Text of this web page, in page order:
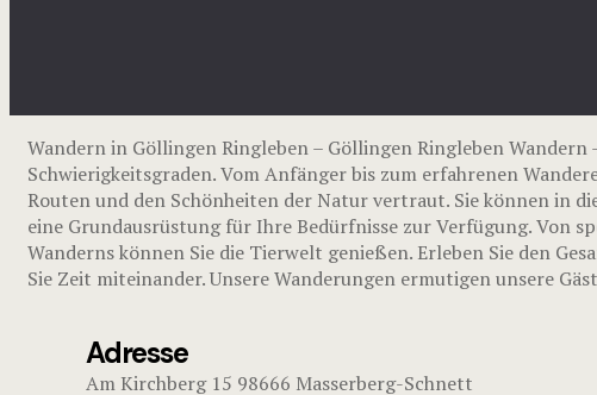
Wandern in Göllingen Ringleben – Göllingen Ringleben
Schwierigkeitsgraden. Vom Anfänger bis zum erfahrenen
Routen und den Schönheiten der Natur vertraut. Sie können in
eine Grundausrüstung für Ihre Bedürfnisse zur Verfügung. Von
Wanderns können Sie die Tierwelt genießen. Erleben Sie den
Sie Zeit miteinander. Unsere Wanderungen ermutigen unsere
Adresse
Am Kirchberg 15 98666 Masserberg-Schnett